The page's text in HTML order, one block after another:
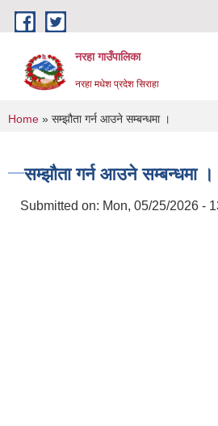
Skip to main content
नरहा गाउँपालिका
नरहा मधेश प्रदेश सिराहा
You are here
Home » सम्झौता गर्न आउने सम्बन्धमा ।
सम्झौता गर्न आउने सम्बन्धमा ।
Submitted on: Mon, 05/25/2026 -